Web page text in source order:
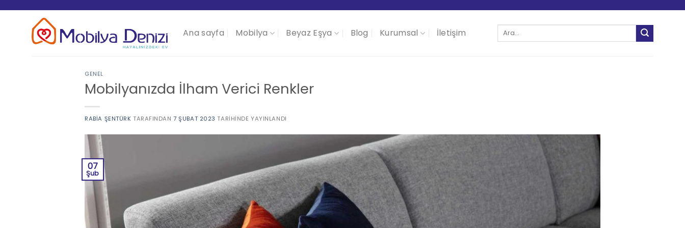
Ana sayfa
Mobilya Beyaz Eşya Blog Kurumsal İletişim Ara:
GENEL
Mobilyanızda İlham Verici Renkler
RABIA ŞENTÜRK TARAFINDAN 7 ŞUBAT 2023 TARIHINDE YAYINLANDI
07
Şub